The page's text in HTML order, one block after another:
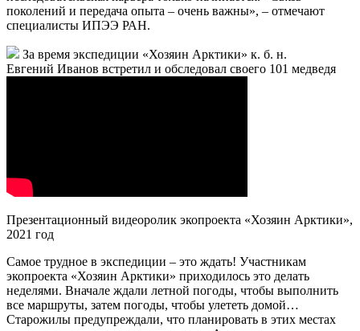
«Все было дружно, весело и по-спартански: очередь в туалет,
утренняя пробежка, а для кого-то и купание в ледяной воде
ее участники
Члены научного экипажа – лучшие специалисты по изучению
интерес – ластоногие и китообразные. Евгений Иванов –
к. б. н., профессионал в области иммобилизации
хищников. От него зависит точность выстрела, правильно
подобранная доза снотворного. Это он первый подходит
Также в проекте участвовали и молодые ученые, чья научно-
исследовательская карьера только начинается. «Связь
поколений и передача опыта – очень важны», – отмечают
специалисты ИПЭЭ РАН.